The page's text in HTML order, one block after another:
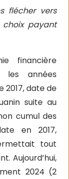
flécher vers
choix payant
financière
années
2017, date de
suite au
cumul des
en 2017,
tout
Aujourd’hui,
2024 (2